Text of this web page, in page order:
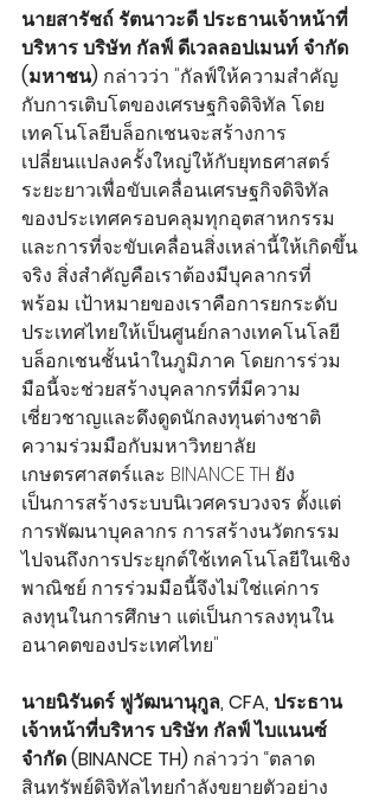
นายสารัชถ์ รัตนาวะดี ประธานเจ้าหน้าที่
บริหาร บริษัท กัลฟ์ ดีเวลลอปเมนท์ จำกัด
(มหาชน) กล่าวว่า "กัลฟ์ให้ความสำคัญ
กับการเติบโตของเศรษฐกิจดิจิทัล โดย
เทคโนโลยีบล็อกเชนจะสร้างการ
เปลี่ยนแปลงครั้งใหญ่ให้กับยุทธศาสตร์
ระยะยาวเพื่อขับเคลื่อนเศรษฐกิจดิจิทัล
ของประเทศครอบคลุมทุกอุตสาหกรรม
และการที่จะขับเคลื่อนสิ่งเหล่านี้ให้เกิดขึ้น
จริง สิ่งสำคัญคือเราต้องมีบุคลากรที่
พร้อม เป้าหมายของเราคือการยกระดับ
ประเทศไทยให้เป็นศูนย์กลางเทคโนโลยี
บล็อกเชนชั้นนำในภูมิภาค โดยการร่วม
มือนี้จะช่วยสร้างบุคลากรที่มีความ
เชี่ยวชาญและดึงดูดนักลงทุนต่างชาติ
ความร่วมมือกับมหาวิทยาลัย
เกษตรศาสตร์และ BINANCE TH ยัง
เป็นการสร้างระบบนิเวศครบวงจร ตั้งแต่
การพัฒนาบุคลากร การสร้างนวัตกรรม
ไปจนถึงการประยุกต์ใช้เทคโนโลยีในเชิง
พาณิชย์ การร่วมมือนี้จึงไม่ใช่แค่การ
ลงทุนในการศึกษา แต่เป็นการลงทุนใน
อนาคตของประเทศไทย"
นายนิรันดร์ ฟูวัฒนานุกูล, CFA, ประธาน
เจ้าหน้าที่บริหาร บริษัท กัลฟ์ ไบแนนซ์
จำกัด (BINANCE TH) กล่าวว่า “ตลาด
สินทรัพย์ดิจิทัลไทยกำลังขยายตัวอย่าง